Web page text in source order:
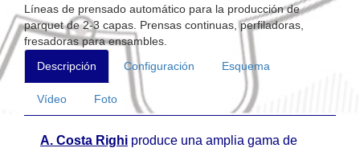
Líneas de prensado automático para la producción de
parquet de 2-3 capas. Prensas continuas, perfiladoras,
fresadoras para ensambles.
Descripción
Configuración Esquema
Vídeo Foto
A. Costa Righi produce una amplia gama de